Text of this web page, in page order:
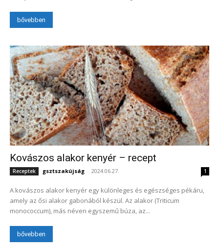
bővebben
Kovászos alakor kenyér – recept
Receptek gsztszakújság - 2024.06.27. 1
A kovászos alakor kenyér egy különleges és egészséges pékáru,
amely az ősi alakor gabonából készül. Az alakor (Triticum
monococcum), más néven egyszemű búza, az...
bővebben